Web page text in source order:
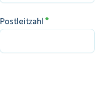
Postleitzahl*